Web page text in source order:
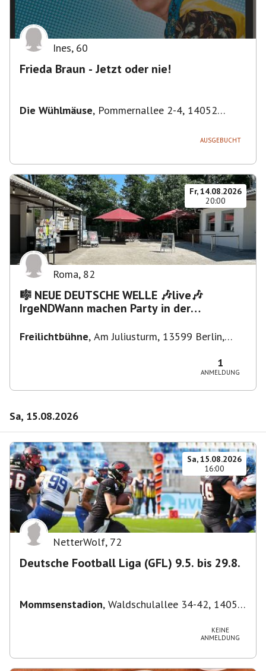
Ines, 60
Frieda Braun - Jetzt oder nie!
Die Wühlmäuse, Pommernallee 2-4, 14052
AUSGEBUCHT
Fr, 14.08.2026
20:00
Roma, 82
🎼 NEUE DEUTSCHE WELLE 🎶live🎶
IrgeNDWann machen Party in der
Freilichtbühne, Am Juliusturm, 13599 Berlin,
1
ANMELDUNG
Sa, 15.08.2026
Sa, 15.08.2026
16:00
NetterWolf, 72
Deutsche Football Liga (GFL) 9.5. bis 29.8.
Mommsenstadion, Waldschulallee 34-42, 14055
KEINE
ANMELDUNG